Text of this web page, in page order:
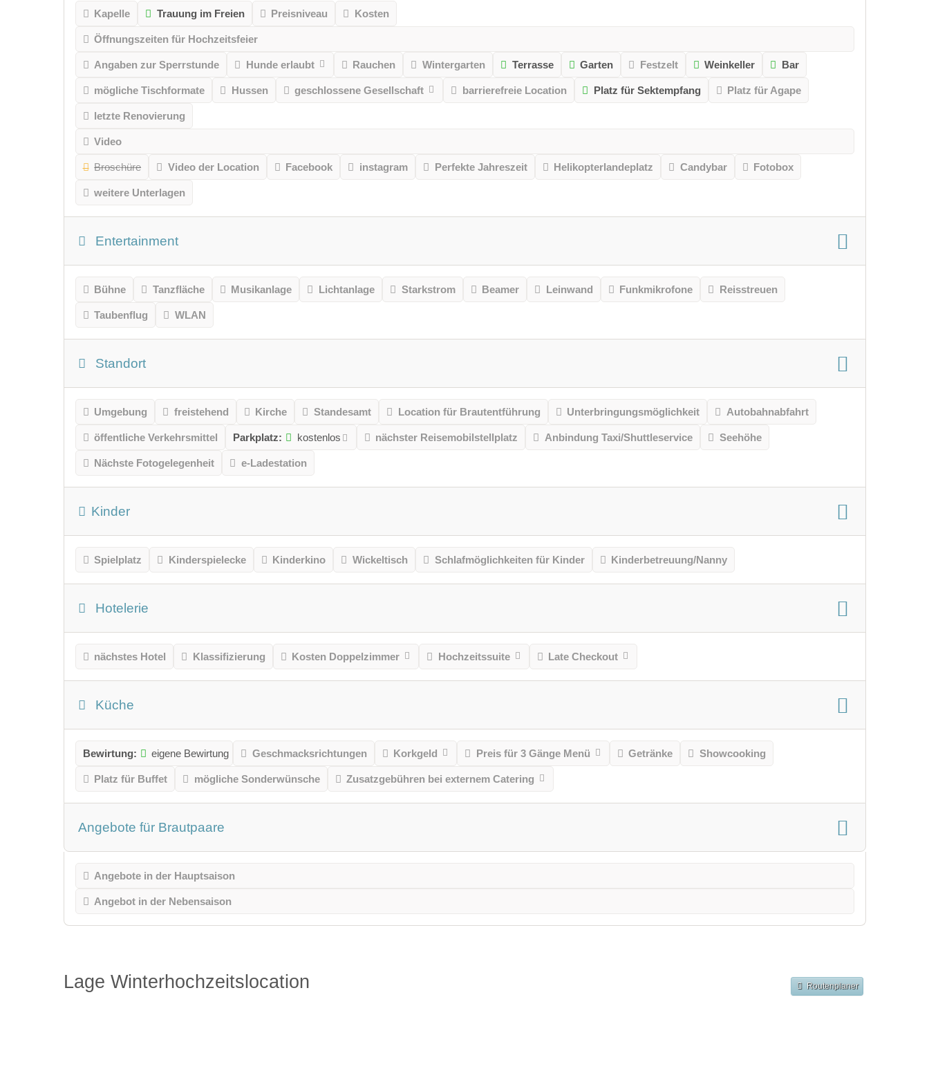
Kapelle Trauung im Freien Preisniveau Kosten
Öffnungszeiten für Hochzeitsfeier
Angaben zur Sperrstunde Hunde erlaubt Rauchen Wintergarten Terrasse Garten Festzelt Weinkeller Bar
mögliche Tischformate Hussen geschlossene Gesellschaft barrierefreie Location Platz für Sektempfang Platz für Agape
letzte Renovierung
Video
Broschüre Video der Location Facebook instagram Perfekte Jahreszeit Helikopterlandeplatz Candybar Fotobox
weitere Unterlagen
Entertainment
Bühne Tanzfläche Musikanlage Lichtanlage Starkstrom Beamer Leinwand Funkmikrofone Reisstreuen
Taubenflug WLAN
Standort
Umgebung freistehend Kirche Standesamt Location für Brautentführung Unterbringungsmöglichkeit Autobahnabfahrt
öffentliche Verkehrsmittel Parkplatz: kostenlos nächster Reisemobilstellplatz Anbindung Taxi/Shuttleservice Seehöhe
Nächste Fotogelegenheit e-Ladestation
Kinder
Spielplatz Kinderspielecke Kinderkino Wickeltisch Schlafmöglichkeiten für Kinder Kinderbetreuung/Nanny
Hotelerie
nächstes Hotel Klassifizierung Kosten Doppelzimmer Hochzeitssuite Late Checkout
Küche
Bewirtung: eigene Bewirtung Geschmacksrichtungen Korkgeld Preis für 3 Gänge Menü Getränke Showcooking
Platz für Buffet mögliche Sonderwünsche Zusatzgebühren bei externem Catering
Angebote für Brautpaare
Angebote in der Hauptsaison
Angebot in der Nebensaison
Lage Winterhochzeitslocation Routenplaner